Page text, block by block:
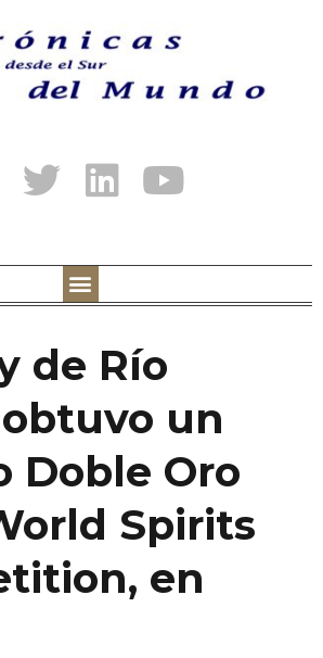
de Río
un
Doble Oro
Spirits
en